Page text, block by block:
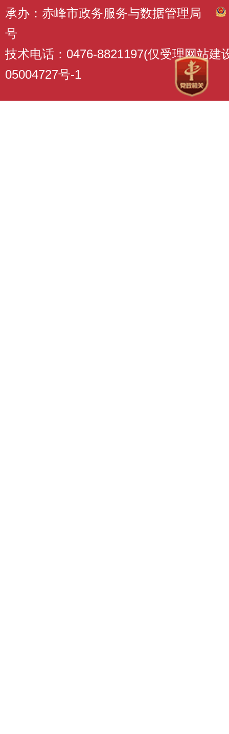
承办：赤峰市政务服务与数据管理局
号
技术电话：0476-8821197(仅受理网站建
05004727号-1